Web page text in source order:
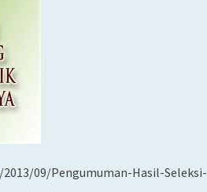
09/Pengumuman-Hasil-Seleksi-